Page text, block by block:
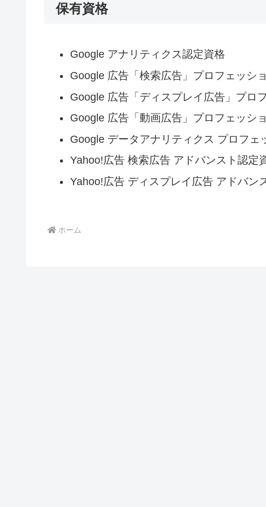
保有資格
Google アナリティクス認定資格
Google 広告「検索広告」プロフェッシ
Google 広告「ディスプレイ広告」プロ
Google 広告「動画広告」プロフェッシ
Google データアナリティクス プロフェ
Yahoo!広告 検索広告 アドバンスト認定
Yahoo!広告 ディスプレイ広告 アドバン
ホーム